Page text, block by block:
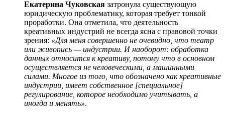
Екатерина Чуковская затронула существующую
юридическую проблематику, которая требует тонкой
проработки. Она отметила, что деятельность
креативных индустрий не всегда ясна с правовой точки
зрения: «Для меня совершенно не очевидно, что театр
или живопись — индустрии. И наоборот: обработка
данных относится к креативу, потому что в основном
осуществляется не человеческими, а машинными
силами. Многое из того, что обозначено как креативные
индустрии, имеет собственное [специальное]
регулирование которое необходимо учитывать а
иногда и менять».